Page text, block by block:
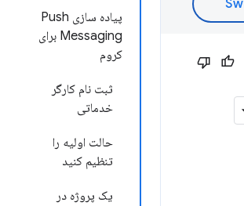
پیاده سازی Push
Messaging برای
کروم
ثبت نام کارگر
خدماتی
حالت اولیه را
تنظیم کنید
یک پروژه در